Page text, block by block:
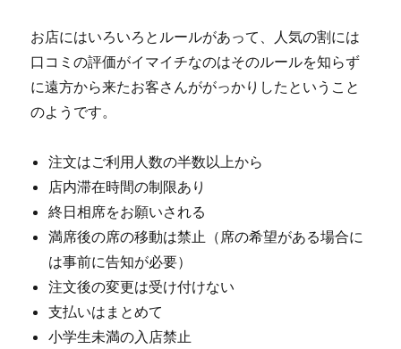
お店にはいろいろとルールがあって、人気の割には
口コミの評価がイマイチなのはそのルールを知らず
に遠方から来たお客さんががっかりしたということ
のようです。
注文はご利用人数の半数以上から
店内滞在時間の制限あり
終日相席をお願いされる
満席後の席の移動は禁止（席の希望がある場合に
は事前に告知が必要）
注文後の変更は受け付けない
支払いはまとめて
小学生未満の入店禁止